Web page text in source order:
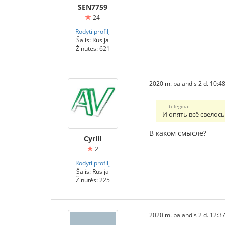
SEN7759
24
Rodyti profilį
Šalis: Rusija
Žinutės: 621
Cyrill
2
Rodyti profilį
Šalis: Rusija
Žinutės: 225
2020 m. balandis 2 d.
telegina:
И опять всё
В каком смысле?
2020 m. balandis 2 d.